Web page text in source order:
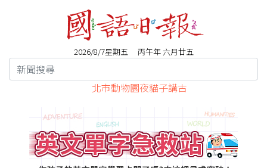
2026/8/7星期五 丙午年 六月廿五
北市動物園夜貓子講古